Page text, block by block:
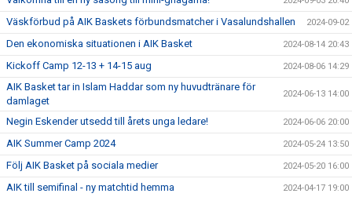
Väskförbud på AIK Baskets förbundsmatcher i Vasalundshallen 2024-09-02
Den ekonomiska situationen i AIK Basket 2024-08-14 20:43
Kickoff Camp 12-13 + 14-15 aug 2024-08-06 14:29
AIK Basket tar in Islam Haddar som ny huvudtränare för
damlaget
2024-06-13 14:00
Negin Eskender utsedd till årets unga ledare! 2024-06-06 20:00
AIK Summer Camp 2024 2024-05-24 13:50
Följ AIK Basket på sociala medier 2024-05-20 16:00
AIK till semifinal - ny matchtid hemma 2024-04-17 19:00